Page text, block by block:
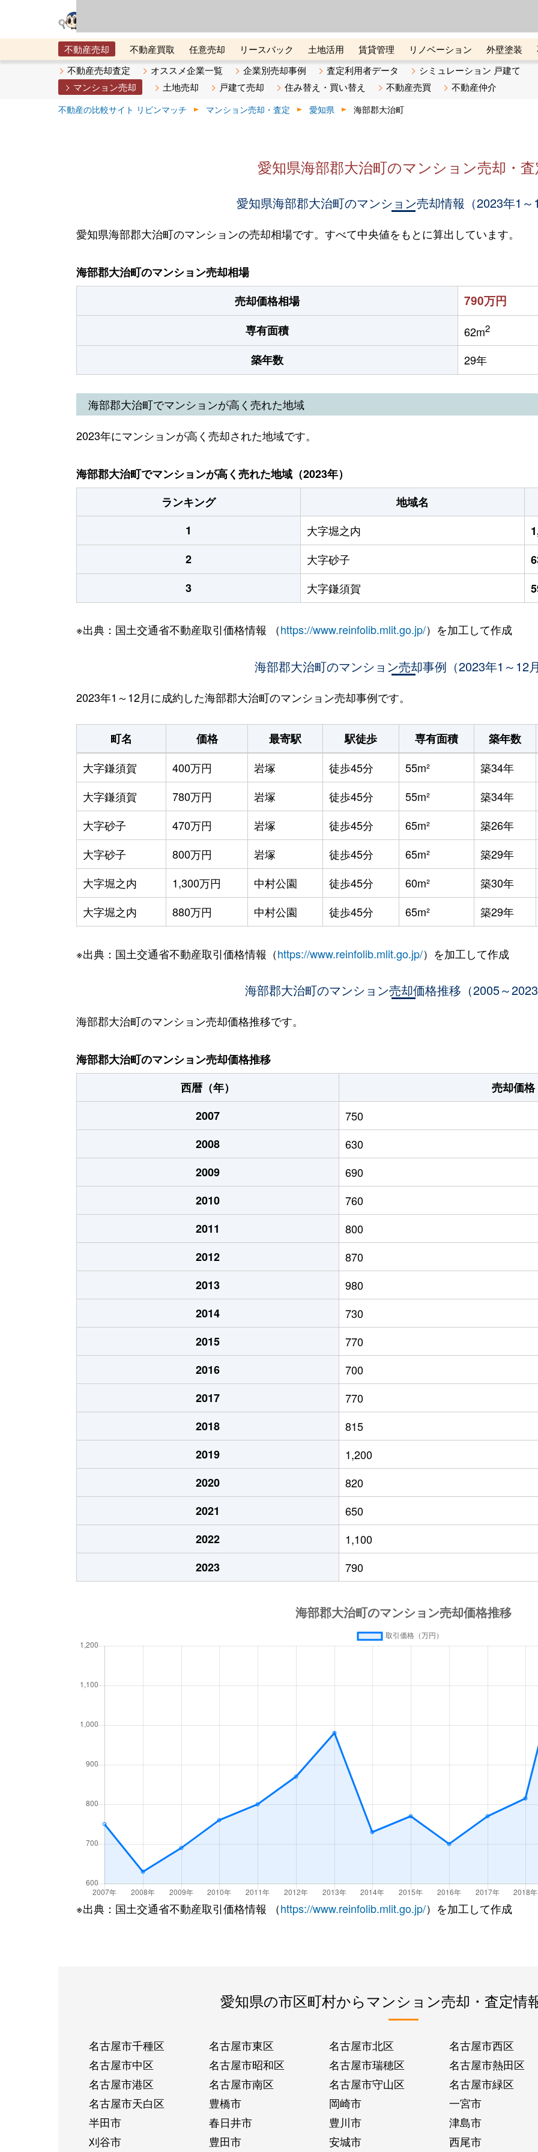
不動産売却 不動産買取 任意売却 リースバック 土地活用 賃貸管理 リノベーション 外壁塗装
メタ住宅展示場
ベスト不動産カンパニー オンライン講座 リビンマガジンBiz 不動産売却ご相談デスク
不動産売却査定 オススメ企業一覧 企業別売却事例 査定利用者データ
シミュレーション 戸建て
マンション売却
土地売却 戸建て売却 住み替え・買い替え 不動産売買 不動産仲介
不動産の比較サイト リビンマッチ マンション売却・査定 愛知県 海部郡大治町
愛知県海部郡大治町のマンション売却・
愛知県海部郡大治町のマンション売却情報（2023年1～
愛知県海部郡大治町のマンションの売却相場です。すべて中央値をもとに算出しています。
海部郡大治町のマンション売却相場
売却価格相場
790万円
専有面積 62m2
築年数 29年
海部郡大治町でマンションが高く売れた地域
2023年にマンションが高く売却された地域です。
海部郡大治町でマンションが高く売れた地域（2023年）
ランキング
地域名
1
大字堀之内
2
大字砂子
3
大字鎌須賀
※出典：国土交通省不動産取引価格情報 （https://www.reinfolib.mlit.go.jp/）を加工して作成
海部郡大治町のマンション売却事例（2023年1～12
2023年1～12月に成約した海部郡大治町のマンション売却事例です。
町名 価格 最寄駅 駅徒歩 専有面積
築年数
大字鎌須賀
400万円 岩塚 徒歩45分 55m²
築34年
大字鎌須賀
780万円 岩塚 徒歩45分 55m²
築34年
大字砂子
470万円 岩塚 徒歩45分 65m²
築26年
大字砂子
800万円 岩塚 徒歩45分 65m²
築29年
大字堀之内
1,300万円 中村公園 徒歩45分 60m²
築30年
大字堀之内
880万円 中村公園 徒歩45分 65m² 築29年
※出典：国土交通省不動産取引価格情報（https://www.reinfolib.mlit.go.jp/）を加工して作成
海部郡大治町のマンション売却価格推移（2005～
海部郡大治町のマンション売却価格推移です。
海部郡大治町のマンション売却価格推移
西暦（年）
売却価
2007
750
2008
630
2009
690
2010
760
2011
800
2012
870
2013
980
2014
730
2015
770
2016
700
2017
770
2018
815
2019
1,200
2020
820
2021
650
2022
1,100
2023
790
※出典：国土交通省不動産取引価格情報 （https://www.reinfolib.mlit.go.jp/）を加工して作成
愛知県の市区町村からマンション売却・査定情
名古屋市千種区 名古屋市東区 名古屋市北区
名古屋市西区
名古屋市中区
名古屋市昭和区 名古屋市瑞穂区
名古屋市熱田区
名古屋市港区
名古屋市南区 名古屋市守山区
名古屋市緑区
名古屋市天白区
豊橋市 岡崎市
一宮市
半田市
春日井市 豊川市
津島市
刈谷市
豊田市 安城市 西尾市